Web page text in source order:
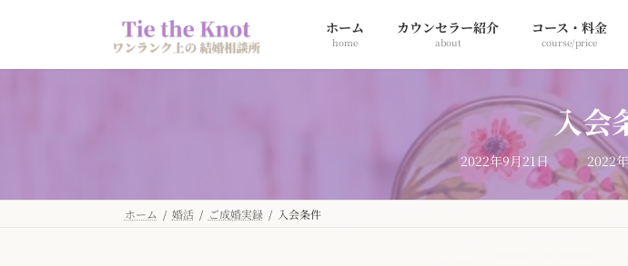
ン
プ
ー
動
ホーム
home
カウンセラー紹介
about
コース・料金
course/price
入会
2022年9月21日 最
終
更
新
日
2022
ホーム 婚活 ご成婚実録 入会条件